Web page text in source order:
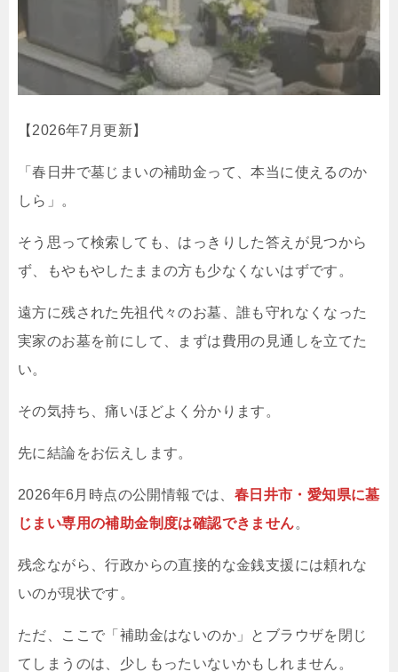
【2026年7月更新】
「春日井で墓じまいの補助金って、本当に使えるのか
しら」。
そう思って検索しても、はっきりした答えが見つから
ず、もやもやしたままの方も少なくないはずです。
遠方に残された先祖代々のお墓、誰も守れなくなった
実家のお墓を前にして、まずは費用の見通しを立てた
い。
その気持ち、痛いほどよく分かります。
先に結論をお伝えします。
2026年6月時点の公開情報では、 春日井市・愛知県に墓
じまい専用の補助金制度は確認できません。
残念ながら、行政からの直接的な金銭支援には頼れな
いのが現状です。
ただ、ここで「補助金はないのか」とブラウザを閉じ
てしまうのは、少しもったいないかもしれません。